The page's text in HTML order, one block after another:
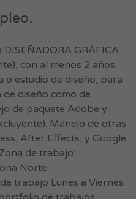
GRÁFICA
con al menos 2 años
o estudio de diseño, para
diseño como de
de paquete Adobe y
Manejo de otras
After Effects, y Google
de trabajo:
Norte
trabajo Lunes a Viernes